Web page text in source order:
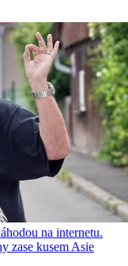
na internetu.
zase kusem Asie